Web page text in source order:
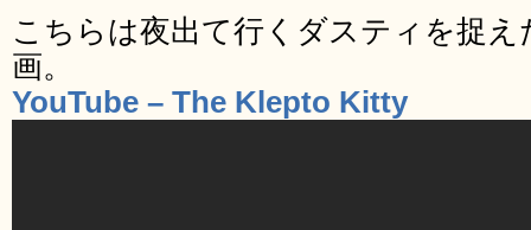
こちらは夜出て行くダスティを捉
画。
YouTube – The Klepto Kitty